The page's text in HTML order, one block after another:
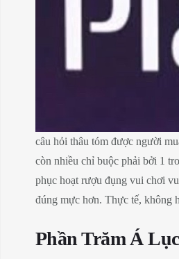
câu hỏi thâu tóm được người
còn nhiều chỉ buộc phải bởi 1
phục hoạt rượu đụng vui chơi
đúng mực hơn. Thực tế, không
Phần Trăm Á